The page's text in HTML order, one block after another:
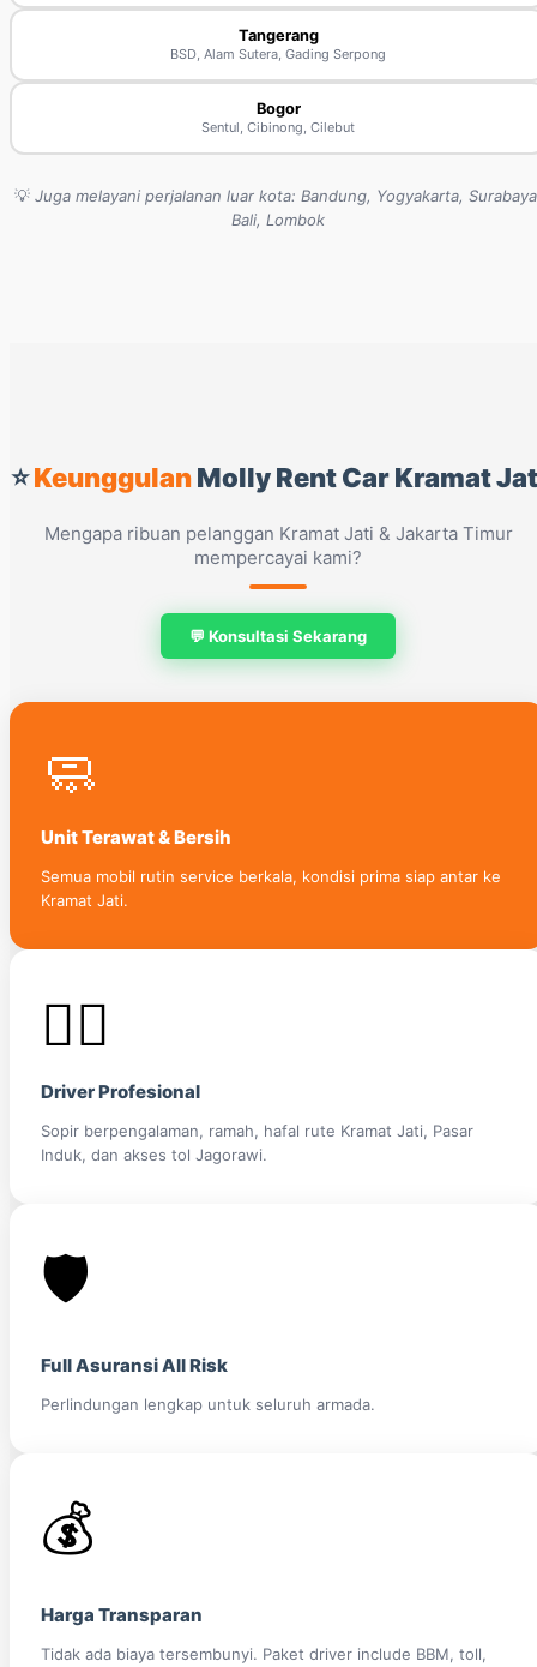
Tangerang
BSD, Alam Sutera, Gading Serpong
Bogor
Sentul, Cibinong, Cilebut
💡 Juga melayani perjalanan luar kota: Bandung, Yogyakarta,
Bali, Lombok
⭐KeunggulanMolly Rent Car Kramat
Mengapa ribuan pelanggan Kramat Jati & Jakarta Timur
mempercayai kami?
💬 Konsultasi Sekarang
🧼
Unit Terawat & Bersih
Semua mobil rutin service berkala, kondisi prima siap antar ke
Kramat Jati.
👨‍✈️
Driver Profesional
Sopir berpengalaman, ramah, hafal rute Kramat Jati, Pasar
Induk, dan akses tol Jagorawi.
🛡️
Full Asuransi All Risk
Perlindungan lengkap untuk seluruh armada.
💰
Harga Transparan
Tidak ada biaya tersembunyi. Paket driver include BBM, toll,